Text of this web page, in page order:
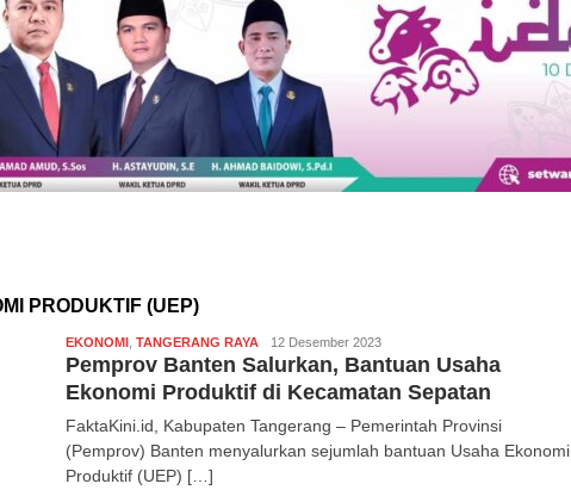
PRODUKTIF (UEP)
EKONOMI TANGERANG RAYA Redaksi
12 Desember 2023
Pemprov Banten Salurkan, Bantuan Usaha
Ekonomi Produktif di Kecamatan Sepatan
FaktaKini.id, Kabupaten Tangerang – Pemerintah Provinsi
(Pemprov) Banten menyalurkan sejumlah bantuan Usaha Ekonomi
Produktif (UEP) […]